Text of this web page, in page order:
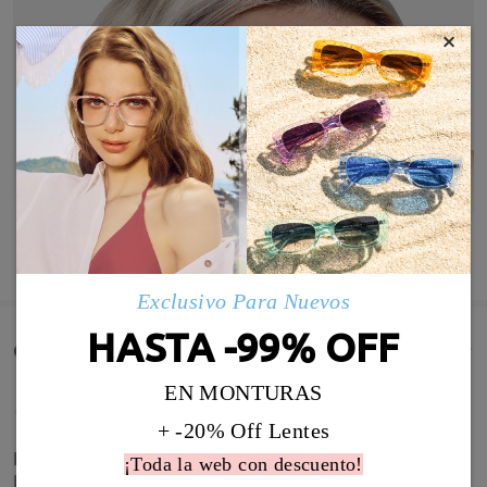
MOSTRAR MÁS
Comentarios de Clientes(652)
Llegaron en buen estado y la calidad excelente.
Perfecta graduación y el filtro de luz azul se nota.
×
Exclusivo Para Nuevos
HASTA -99% OFF
EN MONTURAS
+ -20% Off Lentes
¡Toda la web con descuento!